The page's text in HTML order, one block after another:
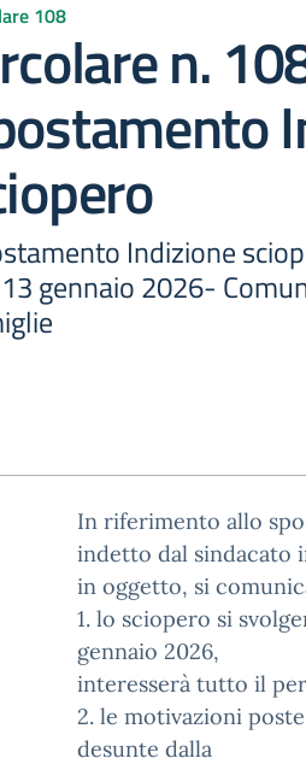
108
n.
Indizione
gennaio 2026-
In riferimento allo
indetto dal sindacato
in oggetto, si
1. lo sciopero si
gennaio 2026,
interesserà tutto il
2. le motivazioni
desunte dalla